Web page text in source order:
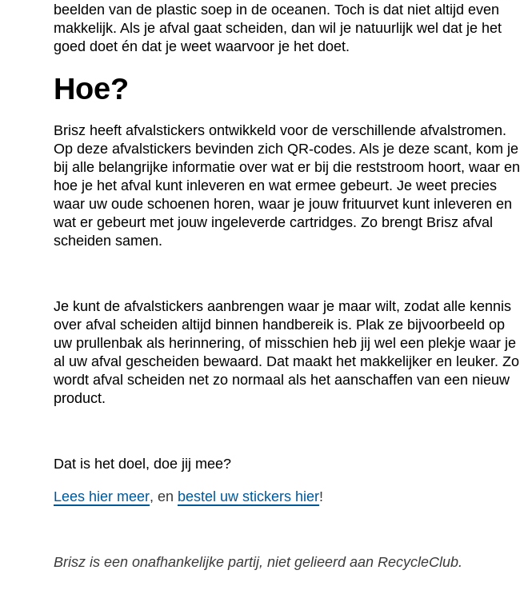
beelden van de plastic soep in de oceanen. Toch is dat niet altijd even
makkelijk. Als je afval gaat scheiden, dan wil je natuurlijk wel dat je het
goed doet én dat je weet waarvoor je het doet.
Hoe?
Brisz heeft afvalstickers ontwikkeld voor de verschillende afvalstromen.
Op deze afvalstickers bevinden zich QR-codes. Als je deze scant, kom je
bij alle belangrijke informatie over wat er bij die reststroom hoort, waar en
hoe je het afval kunt inleveren en wat ermee gebeurt. Je weet precies
waar uw oude schoenen horen, waar je jouw frituurvet kunt inleveren en
wat er gebeurt met jouw ingeleverde cartridges. Zo brengt Brisz afval
scheiden samen.
Je kunt de afvalstickers aanbrengen waar je maar wilt, zodat alle kennis
over afval scheiden altijd binnen handbereik is. Plak ze bijvoorbeeld op
uw prullenbak als herinnering, of misschien heb jij wel een plekje waar je
al uw afval gescheiden bewaard. Dat maakt het makkelijker en leuker. Zo
wordt afval scheiden net zo normaal als het aanschaffen van een nieuw
product.
Dat is het doel, doe jij mee?
Lees hier meer, en bestel uw stickers hier!
Brisz is een onafhankelijke partij, niet gelieerd aan RecycleClub.